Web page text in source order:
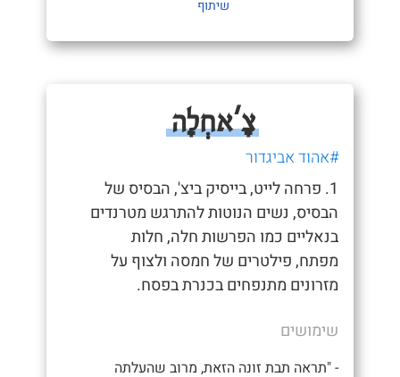
שיתוף
צָ'אחְלָה
#אהוד אביגדור
1. פרחה לייט, בייסיק ביצ', הבסיס של
הבסיס, נשים הנוטות להתרגש מטרנדים
בנאליים כמו הפרשות חלה, חלות
מפתח, פילטרים של חמסה ולצוף על
מזרונים מתנפחים בכנרת בפסח.
שימושים
- "תראה תבת זונה הזאת, מרוב שהעלתה